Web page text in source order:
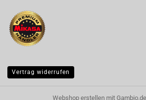
Vertrag widerrufen
Webshop erstellenmit